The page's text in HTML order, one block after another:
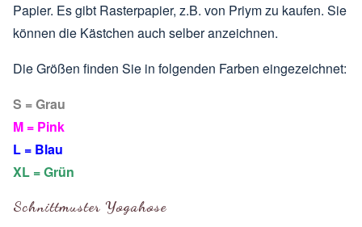
Papier. Es gibt Rasterpapier, z.B. von Priym zu kaufen. Sie
können die Kästchen auch selber anzeichnen.
Die Größen finden Sie in folgenden Farben eingezeichnet:
S = Grau
M = Pink
L = Blau
XL = Grün
Schnittmuster Yogahose